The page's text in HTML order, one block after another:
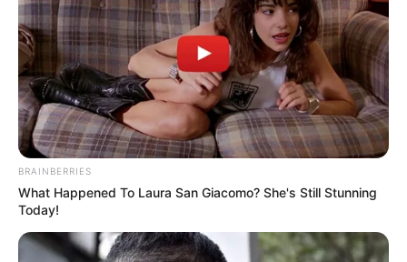
BRAINBERRIES
What Happened To Laura San Giacomo? She's Still Stunning
Today!